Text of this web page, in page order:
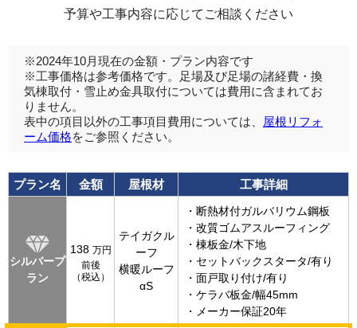
予算や工事内容に応じてご相談ください
※2024年10月現在の金額・プラン内容です
※工事価格は参考価格です。足場及び足場の諸経費・換
気棟取付・雪止め金具取付については費用に含まれてお
りません。
表中の項目以外の工事項目費用については、
屋根リフォ
ーム価格をご参照ください。
プラン名 金額 屋根材 工事詳細
シルバープ
ラン
138 万円
前後
（税込）
テイガクル
ーフ
横暖ルーフ
αS
・断熱材付ガルバリウム鋼板
・改質ゴムアスルーフィング
・棟板金/木下地
・セットバックスタータ/有り
・面戸取り付け/有り
・ケラバ板金/幅45mm
・メーカー保証20年